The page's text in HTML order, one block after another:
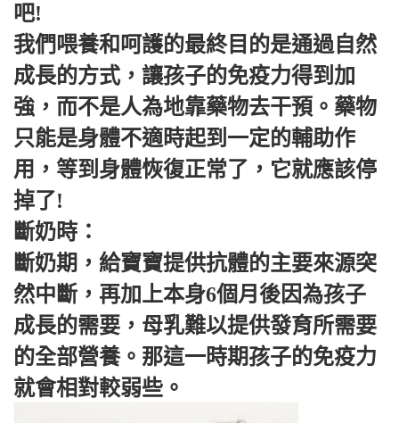
吧!
我們喂養和呵護的最終目的是通過自然
成長的方式，讓孩子的免疫力得到加
強，而不是人為地靠藥物去干預。藥物
只能是身體不適時起到一定的輔助作
用，等到身體恢復正常了，它就應該停
掉了!
斷奶時：
斷奶期，給寶寶提供抗體的主要來源突
然中斷，再加上本身6個月後因為孩子
成長的需要，母乳難以提供發育所需要
的全部營養。那這一時期孩子的免疫力
就會相對較弱些。